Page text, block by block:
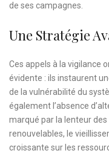
de ses campagnes.
Une Stratégie
Ces appels à la vigilance
évidente : ils instaurent
de la vulnérabilité du
également l’absence
marqué par la lenteur
renouvelables, le
croissante sur les